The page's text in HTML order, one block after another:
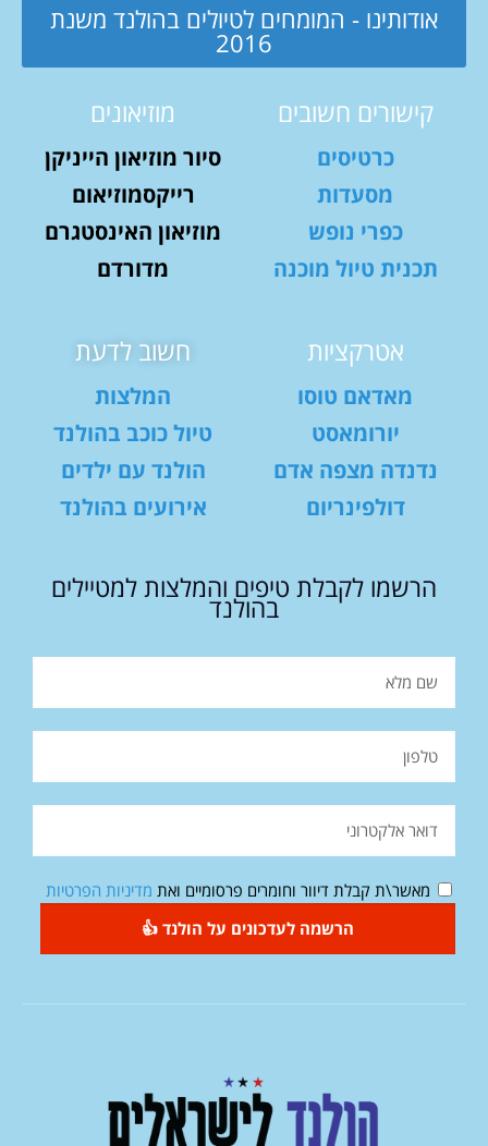
אודותינו - המומחים לטיולים בהולנד משנת
2016
קישורים חשובים
כרטיסים
מסעדות
כפרי נופש
תכנית טיול מוכנה
מוזיאונים
סיור מוזיאון הייניקן
רייקסמוזיאום
מוזיאון האינסטגרם
מדורדם
אטרקציות
מאדאם טוסו
יורומאסט
נדנדה מצפה אדם
דולפינריום
חשוב לדעת
המלצות
טיול כוכב בהולנד
הולנד עם ילדים
אירועים בהולנד
הרשמו לקבלת טיפים והמלצות למטיילים
בהולנד
מאשר\ת קבלת דיוור וחומרים פרסומיים ואת מדיניות הפרטיות
הרשמה לעדכונים על הולנד 👍